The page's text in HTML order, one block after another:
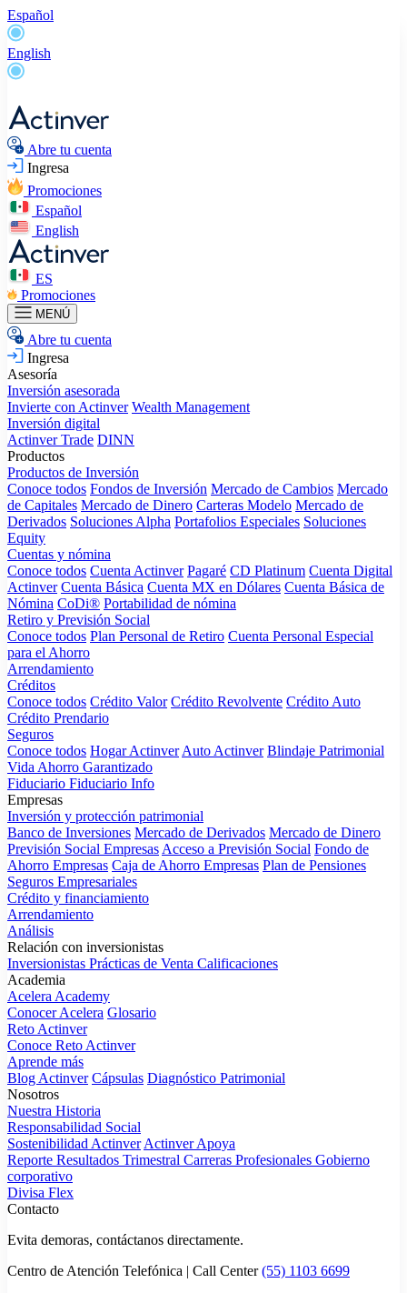
Español
English
Abre tu cuenta
Ingresa
Promociones
Español
English
ES
Promociones
MENÚ
Abre tu cuenta
Ingresa
Asesoría
Inversión asesorada
Invierte con Actinver Wealth Management
Inversión digital
Actinver Trade DINN
Productos
Productos de Inversión
Conoce todos Fondos de Inversión Mercado de Cambios Mercado
de Capitales Mercado de Dinero Carteras Modelo Mercado de
Derivados Soluciones Alpha Portafolios Especiales Soluciones
Equity
Cuentas y nómina
Conoce todos Cuenta Actinver Pagaré CD Platinum Cuenta Digital
Actinver Cuenta Básica Cuenta MX en Dólares Cuenta Básica de
Nómina CoDi® Portabilidad de nómina
Retiro y Previsión Social
Conoce todos Plan Personal de Retiro Cuenta Personal Especial
para el Ahorro
Arrendamiento
Créditos
Conoce todos Crédito Valor Crédito Revolvente Crédito Auto
Crédito Prendario
Seguros
Conoce todos Hogar Actinver Auto Actinver Blindaje Patrimonial
Vida Ahorro Garantizado
Fiduciario Fiduciario Info
Empresas
Inversión y protección patrimonial
Banco de Inversiones Mercado de Derivados Mercado de Dinero
Previsión Social Empresas Acceso a Previsión Social Fondo de
Ahorro Empresas Caja de Ahorro Empresas Plan de Pensiones
Seguros Empresariales
Crédito y financiamiento
Arrendamiento
Análisis
Relación con inversionistas
Inversionistas Prácticas de Venta Calificaciones
Academia
Acelera Academy
Conocer Acelera Glosario
Reto Actinver
Conoce Reto Actinver
Aprende más
Blog Actinver Cápsulas Diagnóstico Patrimonial
Nosotros
Nuestra Historia
Responsabilidad Social
Sostenibilidad Actinver Actinver Apoya
Reporte Resultados Trimestral Carreras Profesionales Gobierno
corporativo
Divisa Flex
Contacto
Evita demoras, contáctanos directamente.
Centro de Atención Telefónica | Call Center(55) 1103 6699